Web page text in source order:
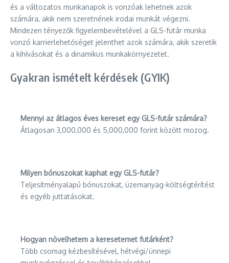
és a változatos munkanapok is vonzóak lehetnek azok
számára, akik nem szeretnének irodai munkát végezni.
Mindezen tényezők figyelembevételével a GLS-futár munka
vonzó karrierlehetőséget jelenthet azok számára, akik szeretik
a kihívásokat és a dinamikus munkakörnyezetet.
Gyakran ismételt kérdések (GYIK)
Mennyi az átlagos éves kereset egy GLS-futár számára?
Átlagosan 3,000,000 és 5,000,000 forint között mozog.
Milyen bónuszokat kaphat egy GLS-futár?
Teljesítményalapú bónuszokat, üzemanyag-költségtérítést
és egyéb juttatásokat.
Hogyan növelhetem a keresetemet futárként?
Több csomag kézbesítésével, hétvégi/ünnepi